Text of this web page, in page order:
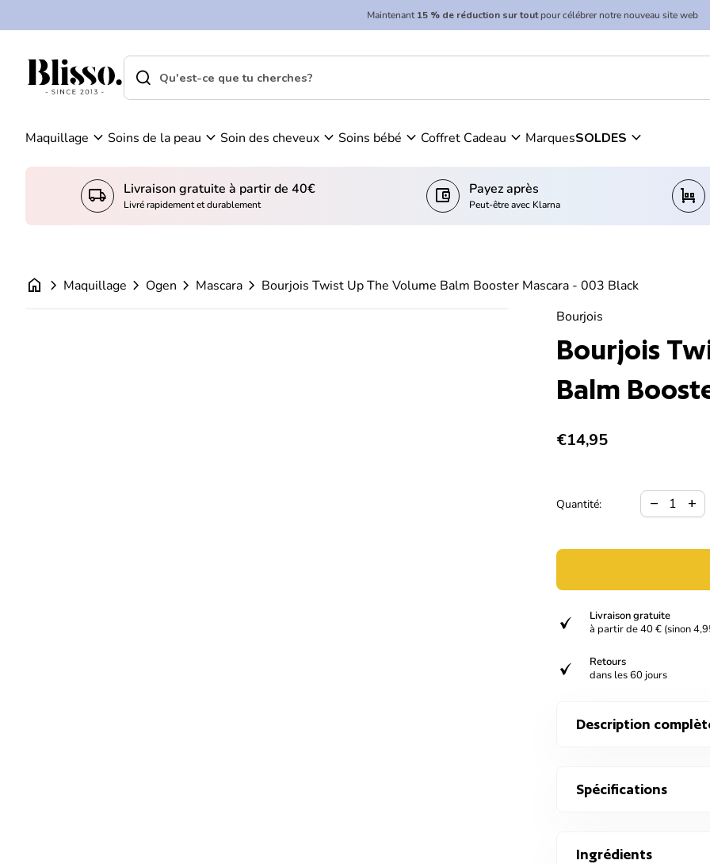
Bourjois Twist Up The Volume Balm Booster Mascara - 003 Black
Maintenant15 % de réduction sur toutpour célébrer notre nouveau site web
Accueil
m
ir
on
pa
shopping_cart
Accueil
Recherche"
search
Maquillage expand_more Soins de la peau expand_more Soin des cheveux expand_more Soins bébé expand_more Coffret Cadeau expand_more MarquesSOLDES expand_more
local_shipping Livraison gratuite à partir de 40€
Livré rapidement et durablement account_balance_wallet Payez après
Peut-être avec Klarna trolley
home chevron_right Maquillage chevron_right Ogen chevron_right Mascara chevron_right Bourjois Twist Up The Volume Balm Booster Mascara - 003 Black
Bourjois
Bourjois
Balm
Prix normal
€14,95
Quantité:
Diminuer la
remove add
verified
Livraison gratuite
à partir de 40 € (sinon
verified
Retours
dans les 60 jours
Description
Spécifications
Ingrédients